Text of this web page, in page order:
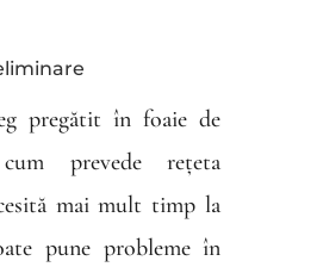
pregătit în foaie de
prevede rețeta
mai mult timp la
pune probleme în